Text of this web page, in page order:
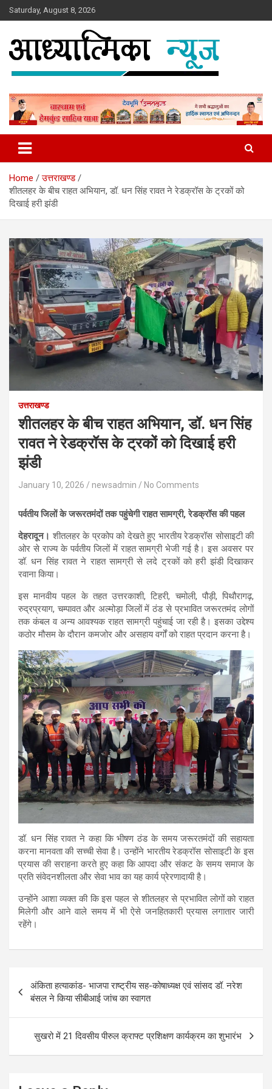
Skip
to
Saturday, August 8, 2026
Aadhyatmika News
Home
उत्तराखण्ड
शीतलहर के बीच राहत अभियान, डॉ. धन सिंह रावत ने रेडक्रॉस के ट्रकों को
दिखाई हरी झंडी
उत्तराखण्ड
शीतलहर के बीच राहत अभियान, डॉ. धन सिंह
रावत ने रेडक्रॉस के ट्रकों को दिखाई हरी
झंडी
January 10, 2026 newsadmin No Comments
पर्वतीय जिलों के जरूरतमंदों तक पहुंचेगी राहत सामग्री, रेडक्रॉस की पहल
देहरादून।शीतलहर के प्रकोप को देखते हुए भारतीय रेडक्रॉस सोसाइटी की
ओर से राज्य के पर्वतीय जिलों में राहत सामग्री भेजी गई है। इस अवसर पर
डॉ. धन सिंह रावत ने राहत सामग्री से लदे ट्रकों को हरी झंडी दिखाकर
रवाना किया।
इस मानवीय पहल के तहत उत्तरकाशी, टिहरी, चमोली, पौड़ी, पिथौरागढ़,
रुद्रप्रयाग, चम्पावत और अल्मोड़ा जिलों में ठंड से प्रभावित जरूरतमंद लोगों
तक कंबल व अन्य आवश्यक राहत सामग्री पहुंचाई जा रही है। इसका उद्देश्य
कठोर मौसम के दौरान कमजोर और असहाय वर्गों को राहत प्रदान करना है।
डॉ. धन सिंह रावत ने कहा कि भीषण ठंड के समय जरूरतमंदों की सहायता
करना मानवता की सच्ची सेवा है। उन्होंने भारतीय रेडक्रॉस सोसाइटी के इस
प्रयास की सराहना करते हुए कहा कि आपदा और संकट के समय समाज के
प्रति संवेदनशीलता और सेवा भाव का यह कार्य प्रेरणादायी है।
उन्होंने आशा व्यक्त की कि इस पहल से शीतलहर से प्रभावित लोगों को राहत
मिलेगी और आने वाले समय में भी ऐसे जनहितकारी प्रयास लगातार जारी
रहेंगे।
navigation
अंकिता हत्याकांड- भाजपा राष्ट्रीय सह-कोषाध्यक्ष एवं सांसद डॉ. नरेश
बंसल ने किया सीबीआई जांच का स्वागत
सुखरो में 21 दिवसीय पीरुल क्राफ्ट प्रशिक्षण कार्यक्रम का शुभारंभ